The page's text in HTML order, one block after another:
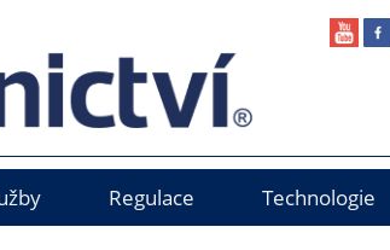
Regulace Technologie